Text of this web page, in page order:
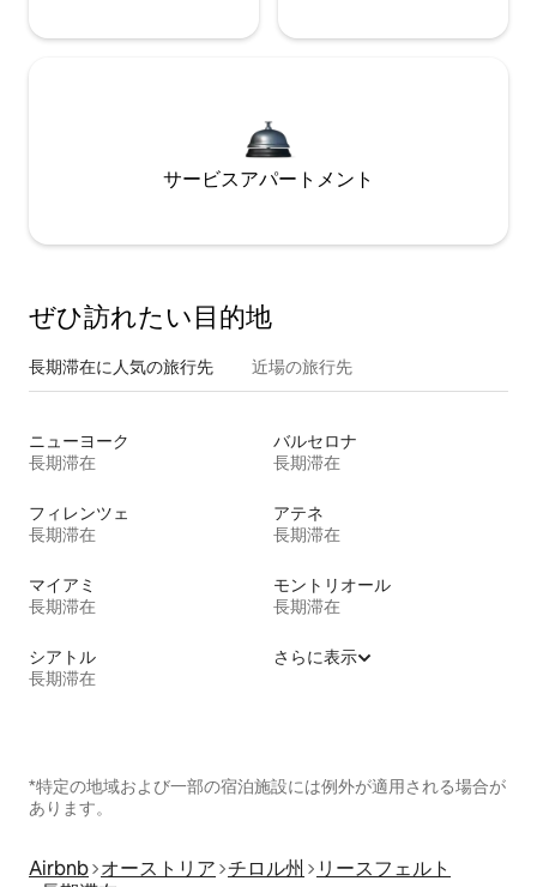
サービスアパートメント
ぜひ訪⁠れ⁠た⁠い目⁠的⁠地
長期滞在に人気の旅行先 近場の旅行先
ニューヨーク
長期滞在
バルセロナ
長期滞在
フィレンツェ
長期滞在
アテネ
長期滞在
マイアミ
長期滞在
モントリオール
長期滞在
シアトル
長期滞在
さらに表示
*特定の地域および一部の宿泊施設には例外が適用される場合が
あります。
Airbnb オーストリア チロル州
リースフェルト